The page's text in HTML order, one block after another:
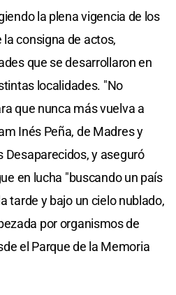
la plena vigencia de los
consigna de actos,
que se desarrollaron en
localidades. "No
que nunca más vuelva a
Inés Peña, de Madres y
Desaparecidos, y aseguró
en lucha "buscando un país
tarde y bajo un cielo nublado,
por organismos de
el Parque de la Memoria